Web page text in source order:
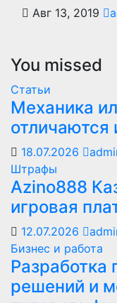
Авг 13, 2019
You missed
Статьи
Механика
отличаются
18.07.2026
Штрафы
Azino888
игровая
12.07.2026
Бизнес и работа
решений и